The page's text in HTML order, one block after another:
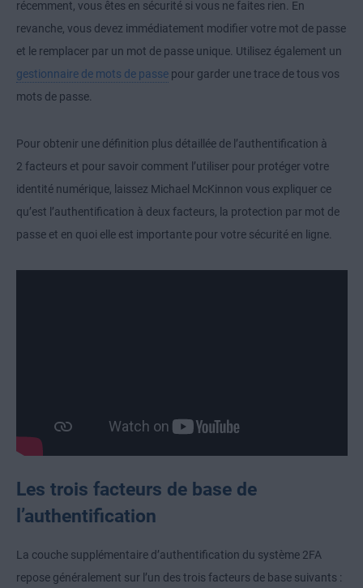
récemment, vous êtes en sécurité si vous ne faites rien. En
revanche, vous devez immédiatement modifier votre mot de passe
et le remplacer par un mot de passe unique. Utilisez également un
gestionnaire de mots de passe pour garder une trace de tous vos
mots de passe.
Pour obtenir une définition plus détaillée de l’authentification à
2 facteurs et pour savoir comment l’utiliser pour protéger votre
identité numérique, laissez Michael McKinnon vous expliquer ce
qu’est l’authentification à deux facteurs, la protection par mot de
passe et en quoi elle est importante pour votre sécurité en ligne.
Les trois facteurs de base de
l’authentification
La couche supplémentaire d’authentification du système 2FA
repose généralement sur l’un des trois facteurs de base suivants :